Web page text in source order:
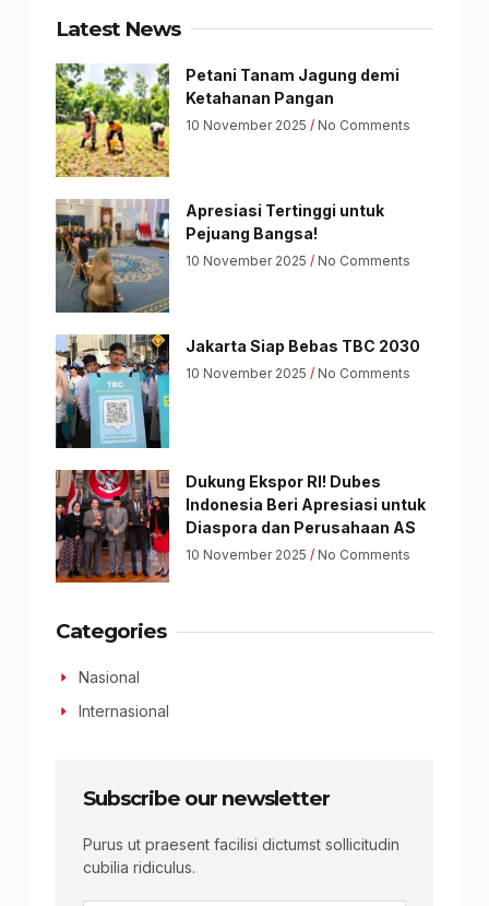
Latest News
Petani Tanam Jagung demi
Ketahanan Pangan
10 November 2025 No Comments
Apresiasi Tertinggi untuk
Pejuang Bangsa!
10 November 2025 No Comments
Jakarta Siap Bebas TBC 2030
10 November 2025 No Comments
Dukung Ekspor RI! Dubes
Indonesia Beri Apresiasi untuk
Diaspora dan Perusahaan AS
10 November 2025 No Comments
Categories
Nasional
Internasional
Subscribe our newsletter
Purus ut praesent facilisi dictumst sollicitudin
cubilia ridiculus.